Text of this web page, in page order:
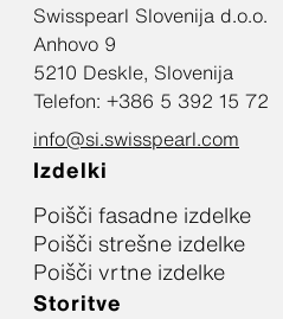
Swisspearl Slovenija d.o.o.
Anhovo 9
5210 Deskle, Slovenija
Telefon: +386 5 392 15 72
info@si.swisspearl.com
Izdelki
Poišči fasadne izdelke
Poišči strešne izdelke
Poišči vrtne izdelke
Storitve